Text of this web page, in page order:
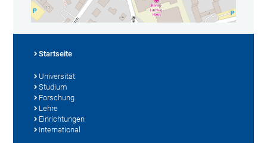
Startseite
Universität
Studium
Forschung
Lehre
Einrichtungen
International